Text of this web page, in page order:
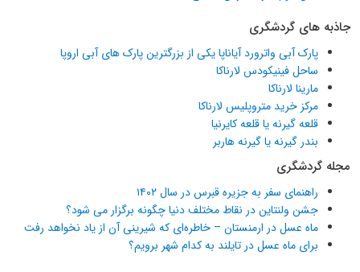
جاذبه های گردشگری
پارک آبی واترورد آیاناپا یکی از بزرگترین پارک های آبی اروپا
ساحل فینیکودس لارناکا
مارینا لارناکا
مرکز خرید متروپلیس لارناکا
قلعه گیرنه یا قلعه کایرنیا
بندر گیرنه یا گیرنه هاربر
مجله گردشگری
راهنمای سفر به جزیره قبرس در سال ۱۴۰۲
جشن ولنتاین در نقاط مختلف دنیا چگونه برگزار می شود؟
ماه عسل در ارمنستان – خاطره‌ای که شیرینی آن از یاد نخواهد رفت
برای ماه عسل در تایلند به کدام شهر برویم؟